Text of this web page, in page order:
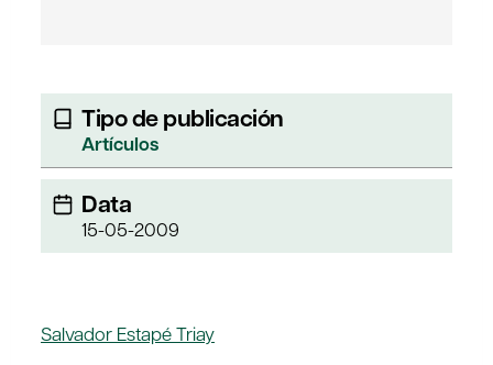
Tipo de publicación
Artículos
Data
15-05-2009
Salvador Estapé Triay